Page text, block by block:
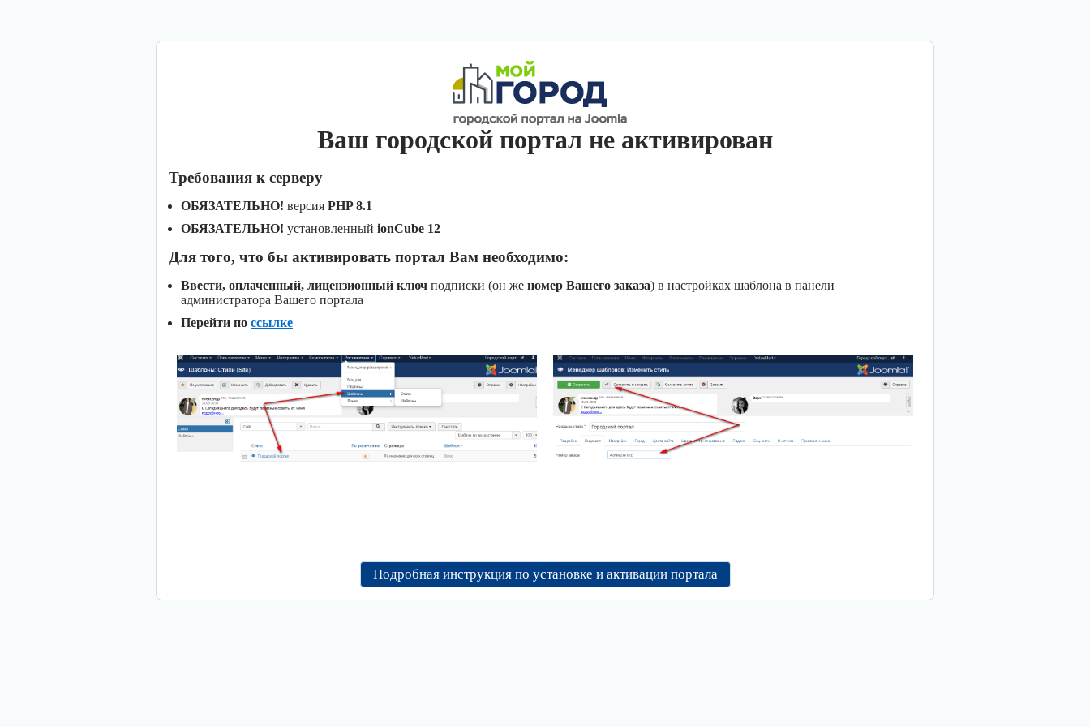
Ваш городской портал не активирован
Требования к серверу
ОБЯЗАТЕЛЬНО! версия PHP 8.1
ОБЯЗАТЕЛЬНО! установленный ionCube 12
Для того, что бы активировать портал Вам необходимо:
Ввести, оплаченный, лицензионный ключ подписки (он же номер Вашего заказа) в настройках шаблона в панели
администратора Вашего портала
Перейти по ссылке
Подробная инструкция по установке и активации портала